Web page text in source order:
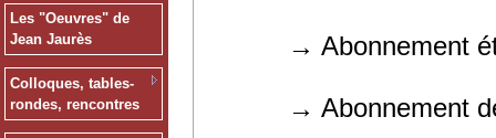
Les "Oeuvres" de
Jean Jaurès
Colloques, tables-
rondes, rencontres
→ Abonnement
→ Abonnement de